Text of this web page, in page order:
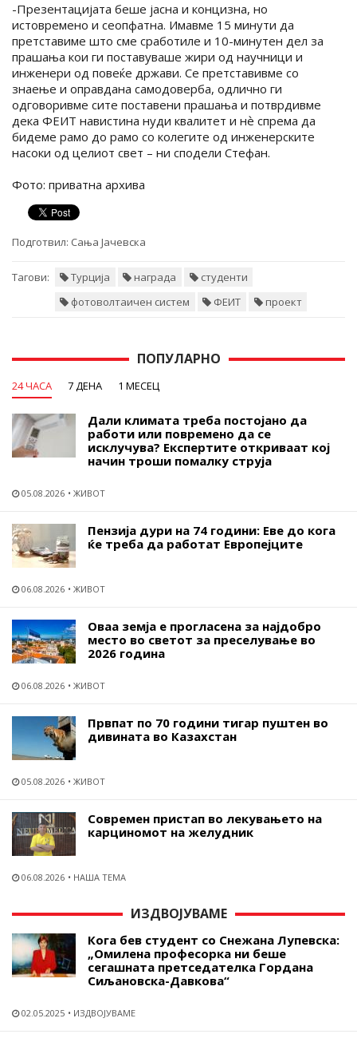
-Презентацијата беше јасна и концизна, но
истовремено и сеопфатна. Имавме 15 минути да
претставиме што сме сработиле и 10-минутен дел за
прашања кои ги поставуваше жири од научници и
инженери од повеќе држави. Се претставивме со
знаење и оправдана самодоверба, одлично ги
одговоривме сите поставени прашања и потврдивме
дека ФЕИТ навистина нуди квалитет и нѐ спрема да
бидеме рамо до рамо со колегите од инженерските
насоки од целиот свет – ни сподели Стефан.
Фото: приватна архива
Подготвил: Сања Јачевска
Тагови: Турција награда
студенти
фотоволтаичен систем
ФЕИТ проект
ПОПУЛАРНО
24 ЧАСА 7 ДЕНА 1 МЕСЕЦ
Дали климата треба постојано да
работи или повремено да се
исклучува? Експертите откриваат кој
начин троши помалку струја
05.08.2026 ЖИВОТ
Пензија дури на 74 години: Еве до кога
ќе треба да работат Европејците
06.08.2026 ЖИВОТ
Оваа земја е прогласена за најдобро
место во светот за преселување во
2026 година
06.08.2026 ЖИВОТ
Првпат по 70 години тигар пуштен во
дивината во Казахстан
05.08.2026 ЖИВОТ
Современ пристап во лекувањето на
карциномот на желудник
06.08.2026 НАША ТЕМА
ИЗДВОЈУВАМЕ
Кога бев студент со Снежана Лупевска:
„Омилена професорка ни беше
сегашната претседателка Гордана
Сиљановска-Давкова“
02.05.2025 ИЗДВОЈУВАМЕ